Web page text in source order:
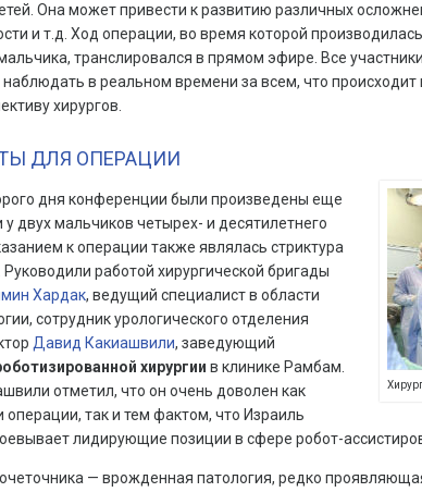
Она может привести к развитию различных
и т.д. Ход операции, во время которой
транслировался в прямом эфире. Все
в реальном времени за всем, что происходит
хирургов.
ДЛЯ ОПЕРАЦИИ
дня конференции были произведены еще
двух мальчиков четырех- и десятилетнего
к операции также являлась стриктура
работой хирургической бригады
Хардак, ведущий специалист в области
сотрудник урологического отделения
Давид Какиашвили, заведующий
хирургии в клинике Рамбам.
отметил, что он очень доволен как
операции, так и тем фактом, что Израиль
лидирующие позиции в сфере робот-
— врожденная патология, редко